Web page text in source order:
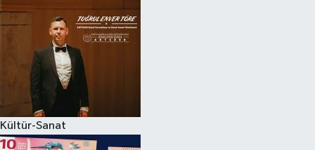
Kültür-Sanat